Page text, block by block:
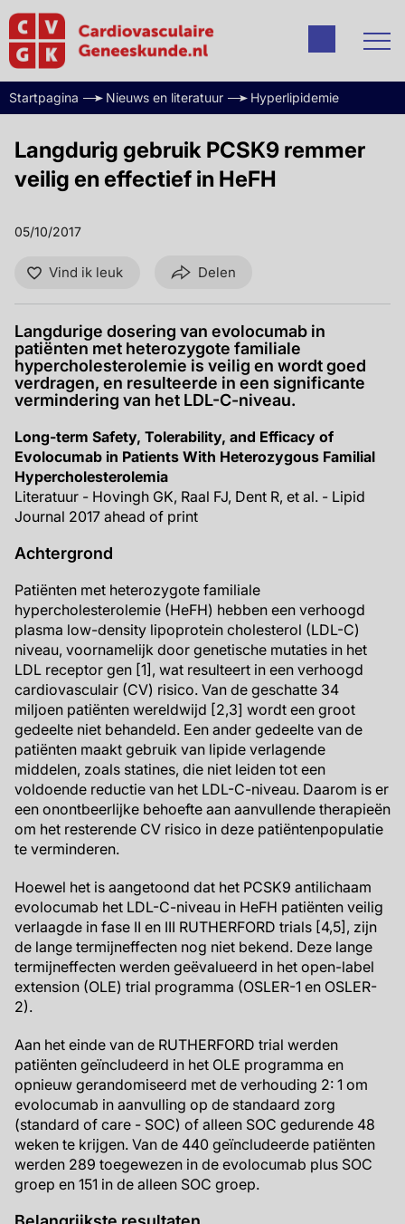
Startpagina Nieuws en literatuur Hyperlipidemie
Langdurig gebruik PCSK9 remmer
veilig en effectief in HeFH
05/10/2017
Vind ik leuk Delen
Langdurige dosering van evolocumab in
patiënten met heterozygote familiale
hypercholesterolemie is veilig en wordt goed
verdragen, en resulteerde in een significante
vermindering van het LDL-C-niveau.
Long-term Safety, Tolerability, and Efficacy of
Evolocumab in Patients With Heterozygous Familial
Hypercholesterolemia
Literatuur - Hovingh GK, Raal FJ, Dent R, et al. - Lipid
Journal 2017 ahead of print
Achtergrond
Patiënten met heterozygote familiale
hypercholesterolemie (HeFH) hebben een verhoogd
plasma low-density lipoprotein cholesterol (LDL-C)
niveau, voornamelijk door genetische mutaties in het
LDL receptor gen [1], wat resulteert in een verhoogd
cardiovasculair (CV) risico. Van de geschatte 34
miljoen patiënten wereldwijd [2,3] wordt een groot
gedeelte niet behandeld. Een ander gedeelte van de
patiënten maakt gebruik van lipide verlagende
middelen, zoals statines, die niet leiden tot een
voldoende reductie van het LDL-C-niveau. Daarom is er
een onontbeerlijke behoefte aan aanvullende therapieën
om het resterende CV risico in deze patiëntenpopulatie
te verminderen.
Hoewel het is aangetoond dat het PCSK9 antilichaam
evolocumab het LDL-C-niveau in HeFH patiënten veilig
verlaagde in fase II en III RUTHERFORD trials [4,5], zijn
de lange termijneffecten nog niet bekend. Deze lange
termijneffecten werden geëvalueerd in het open-label
extension (OLE) trial programma (OSLER-1 en OSLER-
2).
Aan het einde van de RUTHERFORD trial werden
patiënten geïncludeerd in het OLE programma en
opnieuw gerandomiseerd met de verhouding 2: 1 om
evolocumab in aanvulling op de standaard zorg
(standard of care - SOC) of alleen SOC gedurende 48
weken te krijgen. Van de 440 geïncludeerde patiënten
werden 289 toegewezen in de evolocumab plus SOC
groep en 151 in de alleen SOC groep.